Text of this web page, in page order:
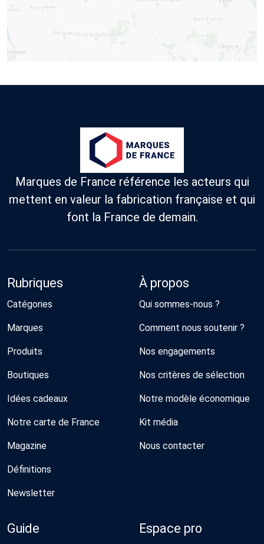
Marques de France référence les acteurs qui
mettent en valeur la fabrication française et qui
font la France de demain.
Rubriques
Catégories
Marques
Produits
Boutiques
Idées cadeaux
Notre carte de France
Magazine
Définitions
Newsletter
À propos
Qui sommes-nous ?
Comment nous soutenir ?
Nos engagements
Nos critères de sélection
Notre modèle économique
Kit média
Nous contacter
Guide Espace pro